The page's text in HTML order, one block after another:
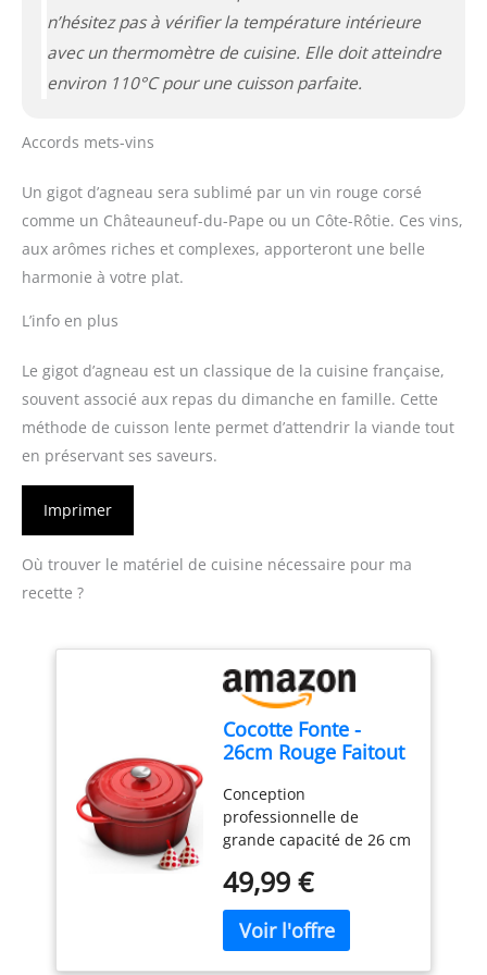
n’hésitez pas à vérifier la température intérieure
avec un thermomètre de cuisine. Elle doit atteindre
environ 110°C pour une cuisson parfaite.
Accords mets-vins
Un gigot d’agneau sera sublimé par un vin rouge corsé
comme un Châteauneuf-du-Pape ou un Côte-Rôtie. Ces vins,
aux arômes riches et complexes, apporteront une belle
harmonie à votre plat.
L’info en plus
Le gigot d’agneau est un classique de la cuisine française,
souvent associé aux repas du dimanche en famille. Cette
méthode de cuisson lente permet d’attendrir la viande tout
en préservant ses saveurs.
Imprimer
Où trouver le matériel de cuisine nécessaire pour ma
recette ?
Cocotte Fonte -
26cm Rouge Faitout
Hollandais avec
Couvercle, Topbooc
5L Dutch Oven
Émaillée
Compatible
Induction, Gaz,
Four, Casserole
pour Braiser
Conception
professionnelle de
grande capacité de 26 cm
Topbooc casserole ronde
classique de 26 cm de
diamètre et de
profondeur appropriée
49,99 €